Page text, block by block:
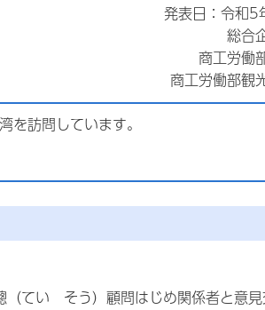
発表日：令和
総合
商工労働
商工労働部観
訪問しています。
てい そう）顧問はじめ関係者と意